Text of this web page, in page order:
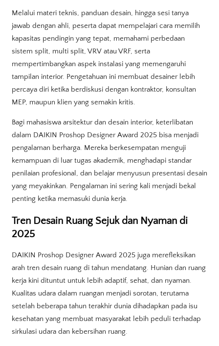
Melalui materi teknis, panduan desain, hingga sesi tanya
jawab dengan ahli, peserta dapat mempelajari cara memilih
kapasitas pendingin yang tepat, memahami perbedaan
sistem split, multi split, VRV atau VRF, serta
mempertimbangkan aspek instalasi yang memengaruhi
tampilan interior. Pengetahuan ini membuat desainer lebih
percaya diri ketika berdiskusi dengan kontraktor, konsultan
MEP, maupun klien yang semakin kritis.
Bagi mahasiswa arsitektur dan desain interior, keterlibatan
dalam DAIKIN Proshop Designer Award 2025 bisa menjadi
pengalaman berharga. Mereka berkesempatan menguji
kemampuan di luar tugas akademik, menghadapi standar
penilaian profesional, dan belajar menyusun presentasi desain
yang meyakinkan. Pengalaman ini sering kali menjadi bekal
penting ketika memasuki dunia kerja.
Tren Desain Ruang Sejuk dan Nyaman di
2025
DAIKIN Proshop Designer Award 2025 juga merefleksikan
arah tren desain ruang di tahun mendatang. Hunian dan ruang
kerja kini dituntut untuk lebih adaptif, sehat, dan nyaman.
Kualitas udara dalam ruangan menjadi sorotan, terutama
setelah beberapa tahun terakhir dunia dihadapkan pada isu
kesehatan yang membuat masyarakat lebih peduli terhadap
sirkulasi udara dan kebersihan ruang.